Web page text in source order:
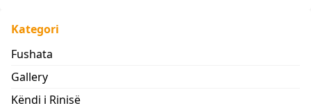
Kategori
Fushata
Gallery
Këndi i Rinisë